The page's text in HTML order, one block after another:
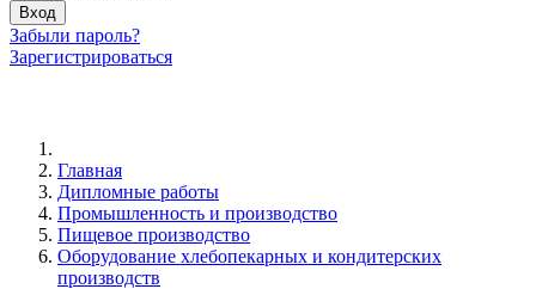
Забыли пароль?
Зарегистрироваться
Главная
Дипломные работы
Промышленность и производство
Пищевое производство
Оборудование хлебопекарных и кондитерских
производств